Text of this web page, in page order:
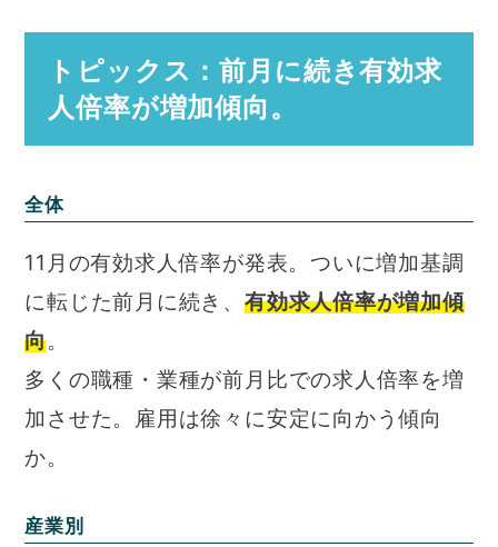
トピックス：前月に続き有効求
人倍率が増加傾向。
全体
11月の有効求人倍率が発表。ついに増加基調
に転じた前月に続き、有効求人倍率が増加傾
向。
多くの職種・業種が前月比での求人倍率を増
加させた。雇用は徐々に安定に向かう傾向
か。
産業別